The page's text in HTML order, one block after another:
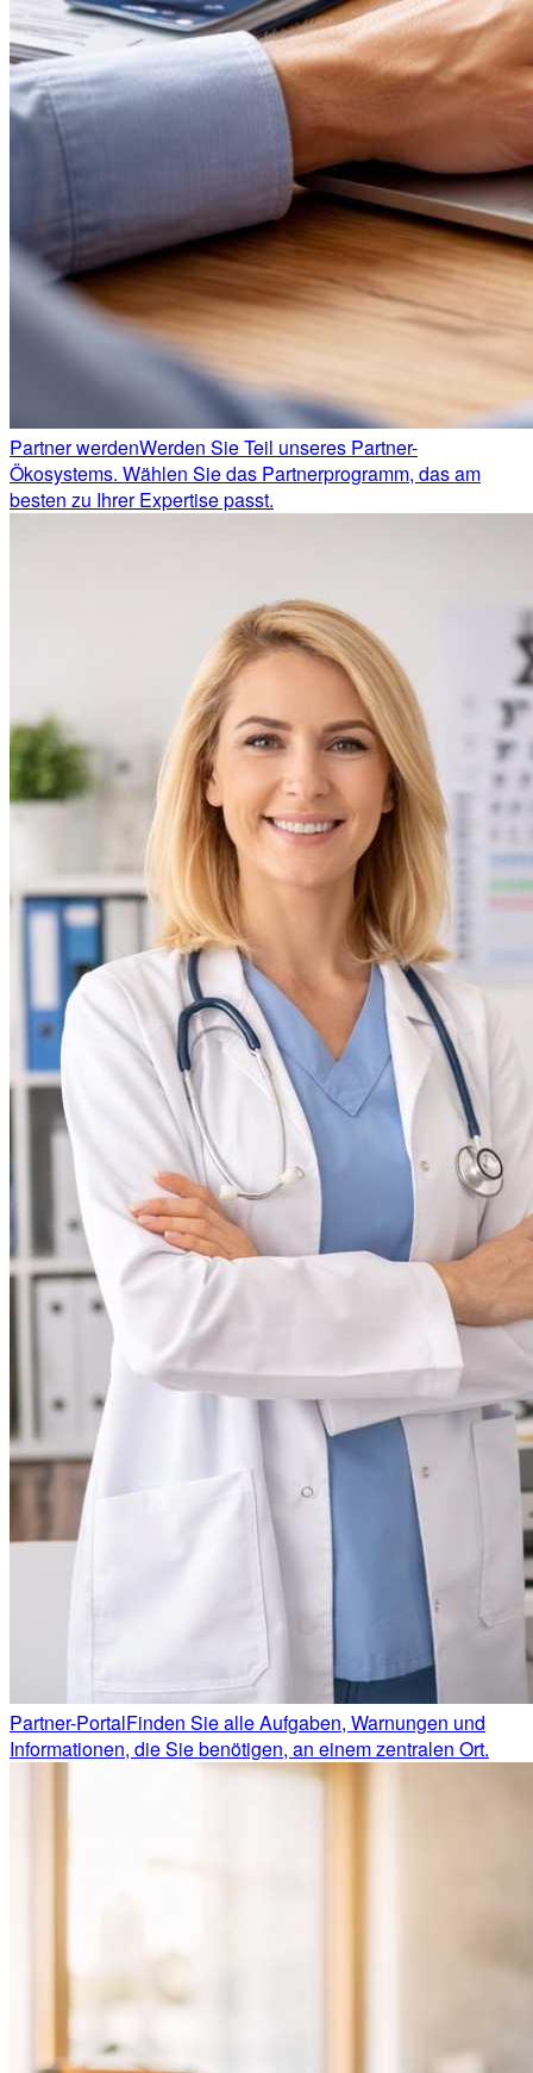
Partner werdenWerden Sie Teil unseres Partner-
Ökosystems. Wählen Sie das Partnerprogramm, das am
besten zu Ihrer Expertise passt.
Partner-PortalFinden Sie alle Aufgaben, Warnungen und
Informationen, die Sie benötigen, an einem zentralen Ort.